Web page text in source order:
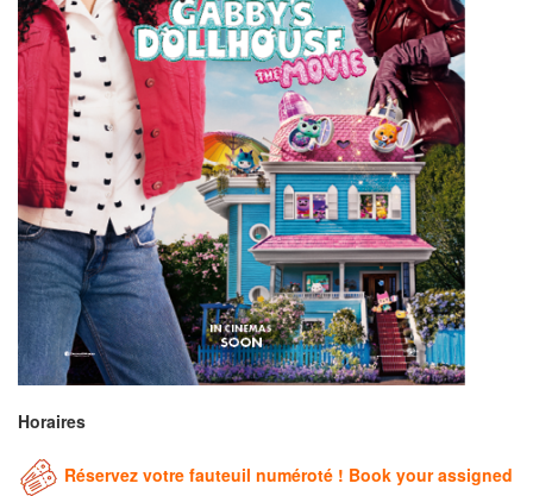
Horaires
Réservez votre fauteuil numéroté ! Book your assigned